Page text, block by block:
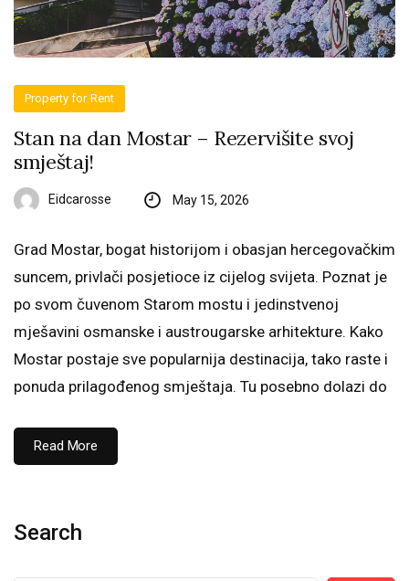
Property for Rent
Stan na dan Mostar – Rezervišite svoj
smještaj!
Eidcarosse May 15, 2026
Grad Mostar, bogat historijom i obasjan hercegovačkim
suncem, privlači posjetioce iz cijelog svijeta. Poznat je
po svom čuvenom Starom mostu i jedinstvenoj
mješavini osmanske i austrougarske arhitekture. Kako
Mostar postaje sve popularnija destinacija, tako raste i
ponuda prilagođenog smještaja. Tu posebno dolazi do
Read More
Search